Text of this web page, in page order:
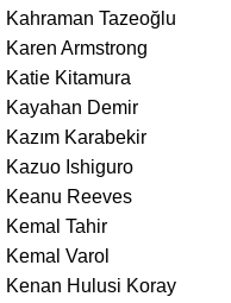
Kahraman Tazeoğlu
Karen Armstrong
Katie Kitamura
Kayahan Demir
Kazım Karabekir
Kazuo Ishiguro
Keanu Reeves
Kemal Tahir
Kemal Varol
Kenan Hulusi Koray